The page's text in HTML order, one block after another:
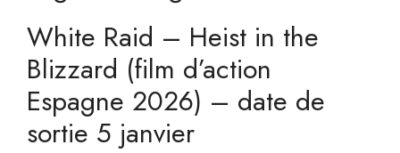
White Raid – Heist in the
Blizzard (film d’action
Espagne 2026) – date de
sortie 5 janvier